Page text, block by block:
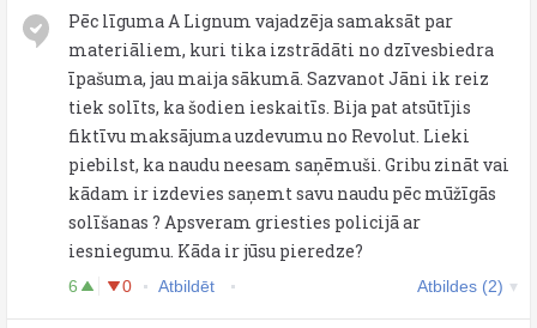
Pēc līguma A Lignum vajadzēja samaksāt par
materiāliem, kuri tika izstrādāti no dzīvesbiedra
īpašuma, jau maija sākumā. Sazvanot Jāni ik reiz
tiek solīts, ka šodien ieskaitīs. Bija pat atsūtījis
fiktīvu maksājuma uzdevumu no Revolut. Lieki
piebilst, ka naudu neesam saņēmuši. Gribu zināt vai
kādam ir izdevies saņemt savu naudu pēc mūžīgās
solīšanas ? Apsveram griesties policijā ar
iesniegumu. Kāda ir jūsu pieredze?
6 0 Atbildēt Atbildes (2)